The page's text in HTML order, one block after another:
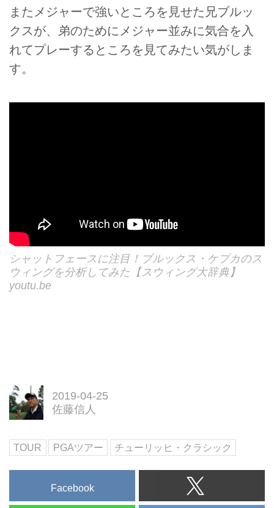
またメジャーで強いところを見せた兄ブルッ
クスが、弟のためにメジャー並みに気合を入
れてプレーするところを見てみたい気がしま
す。
シャットフェースに注目！ブルックス・ケプカのス
ウィングを分析してみた【スウィング大辞典】
youtu.be
2019-04-25
佐藤信人
TOUR PGAツアー チューリッヒ・クラシック
Facebook